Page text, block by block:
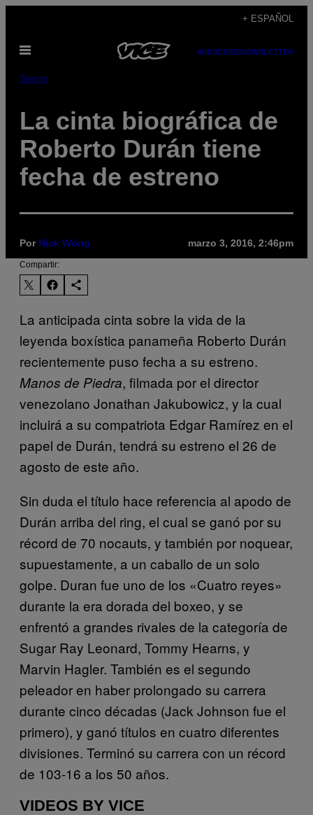
contenido
+ ESPAÑOL
Abrir
SUBSCRIBENEWSLETTER
Sports
La cinta biográfica de
Roberto Durán tiene
fecha de estreno
Por Nick Wong marzo 3, 2016, 2:46pm
Compartir:
La anticipada cinta sobre la vida de la
leyenda boxística panameña Roberto Durán
recientemente puso fecha a su estreno.
Manos de Piedra, filmada por el director
venezolano Jonathan Jakubowicz, y la cual
incluirá a su compatriota Edgar Ramírez en el
papel de Durán, tendrá su estreno el 26 de
agosto de este año.
Sin duda el título hace referencia al apodo de
Durán arriba del ring, el cual se ganó por su
récord de 70 nocauts, y también por noquear,
supuestamente, a un caballo de un solo
golpe. Duran fue uno de los «Cuatro reyes»
durante la era dorada del boxeo, y se
enfrentó a grandes rivales de la categoría de
Sugar Ray Leonard, Tommy Hearns, y
Marvin Hagler. También es el segundo
peleador en haber prolongado su carrera
durante cinco décadas (Jack Johnson fue el
primero), y ganó títulos en cuatro diferentes
divisiones. Terminó su carrera con un récord
de 103-16 a los 50 años.
VIDEOS BY VICE